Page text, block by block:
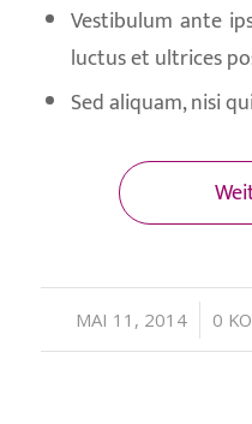
Vestibulum ante
luctus et ultrices
Sed aliquam, nisi
MAI 11, 2014
/ 0